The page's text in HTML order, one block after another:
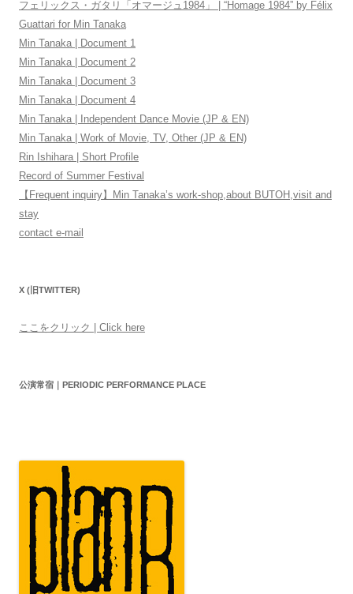
フェリックス・ガタリ「オマージュ1984」 | “Homage 1984” by Félix
Guattari for Min Tanaka
Min Tanaka | Document 1
Min Tanaka | Document 2
Min Tanaka | Document 3
Min Tanaka | Document 4
Min Tanaka | Independent Dance Movie (JP & EN)
Min Tanaka | Work of Movie, TV, Other (JP & EN)
Rin Ishihara | Short Profile
Record of Summer Festival
【Frequent inquiry】Min Tanaka’s work-shop,about BUTOH,visit and
stay
contact e-mail
X (旧TWITTER)
ここをクリック | Click here
公演常宿｜PERIODIC PERFORMANCE PLACE